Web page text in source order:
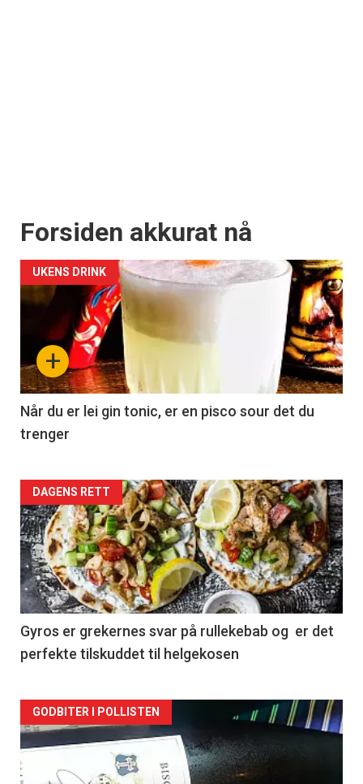
Forsiden akkurat nå
+
UKENS DRINK
Når du er lei gin tonic, er en pisco sour det du
trenger
Forsiden
akkurat
nå
-
2
DAGENS RETT
Gyros er grekernes svar på rullekebab og er det
perfekte tilskuddet til helgekosen
Forsiden
akkurat
GODBITER I POLLISTEN